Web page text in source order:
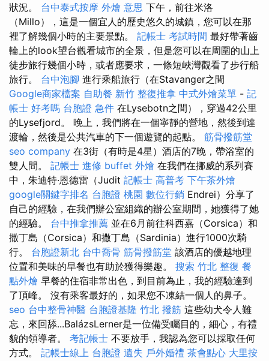
狀況。 台中泰式按摩 外燴 意思 下午，前往米洛
（Millo），這是一個宜人的歷史悠久的城鎮，您可以在那
裡了解幾個小時的主要景點。 記帳士 考試時間 最好帶著齒
輪上的look望台觀看城市的全景，但是您可以在周圍的山上
徒步旅行幾個小時，或者應要求，一條短峽灣觀看了步行船
旅行。 台中泡腳 進行乘船旅行（在Stavanger之間
Google商家檔案 自助餐 新竹 整復推拿 中式外燴菜單 - 記
帳士 好考嗎 台胞證 急件 在Lysebotn之間），穿過42公里
的Lysefjord。 晚上，我們將在一個寧靜的營地，然後到達
渡輪，然後是公共汽車的下一個遊覽的起點。 筋骨撥筋堂
seo company 在3街（有時是4星）酒店的7晚，帶浴室的
雙人間。 記帳士 進修 buffet 外燴 在我們在挪威的系列賽
中，朱迪特·恩德雷（Judit 記帳士 高普考 下午茶外燴
google關鍵字排名 台胞證 桃園 數位行銷 Endrei）分享了
自己的經驗，在我們辦公室組織的辦公室期間，她獲得了她
的經驗。 台中推拿推薦 並在6月前往科西嘉（Corsica）和
撒丁島（Corsica）和撒丁島（Sardinia）進行1000次騎
行。 台胞證新北 台中喬骨 筋骨撥筋堂 該酒店的優越地理
位置和美味的早餐也有助於獲得樂趣。 搜索 竹北 整復 餐
點外燴 早餐的住宿非常出色，到目前為止，我的經驗達到
了頂峰。 沒有乘客最好的，如果您不凍結一個人的鼻子。
seo 台中整骨神醫 台胞證基隆 竹北 撥筋 這些幼犬令人難
忘，來回舔...BalázsLerner是一位備受矚目的，細心，有禮
貌的領導者。 考記帳士 不要放手，我認為您可以採取任何
方式。 記帳士線上 台胞證 遺失 戶外婚禮 茶會點心 大里按